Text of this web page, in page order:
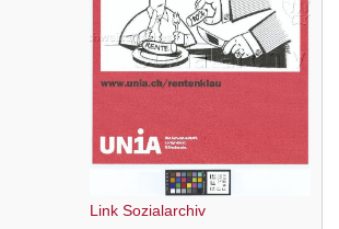
Link Sozialarchiv